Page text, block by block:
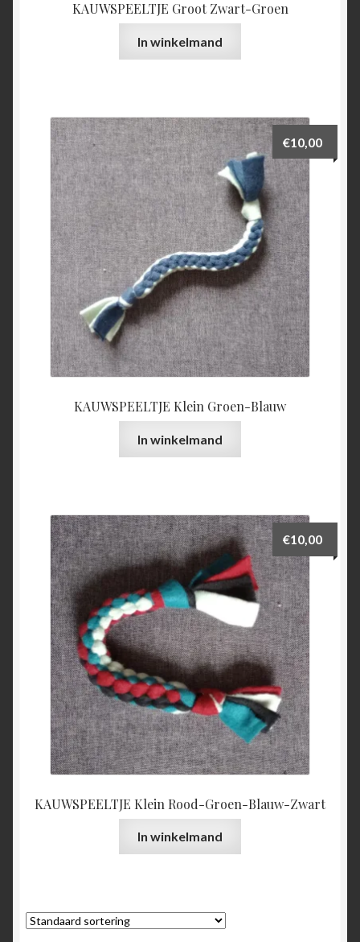
KAUWSPEELTJE Groot Zwart-Groen
In winkelmand
KAUWSPEELTJE Klein Groen-Blauw
€10,00
In winkelmand
KAUWSPEELTJE Klein Rood-Groen-Blauw-Zwart
€10,00
In winkelmand